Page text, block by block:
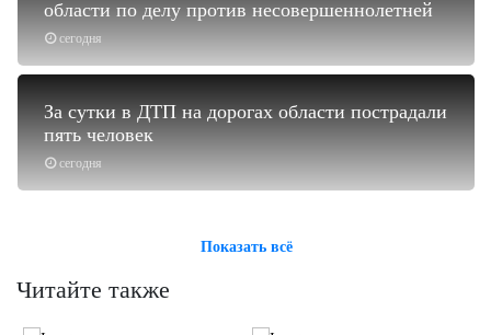
сегодня
области по делу против несовершеннолетней
сегодня
За сутки в ДТП на дорогах области пострадали
пять человек
Показать всё
Читайте также